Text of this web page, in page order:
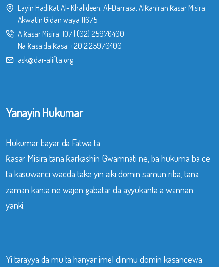
Layin Hadiƙat Al- Khalideen, Al-Darrasa, Alƙahiran ƙasar Misira.
Akwatin Gidan waya 11675
A ƙasar Misira: 107| (02) 25970400
Na ƙasa da ƙasa: +20 2 25970400
ask@dar-alifta.org
Yanayin Hukumar
Hukumar bayar da Fatwa ta
ƙasar Misira tana ƙarkashin Gwamnati ne, ba hukuma ba ce
ta kasuwanci wadda take yin aiki domin samun riba, tana
zaman kanta ne wajen gabatar da ayyukanta a wannan
yanki.
Yi tarayya da mu ta hanyar imel dinmu domin kasancewa